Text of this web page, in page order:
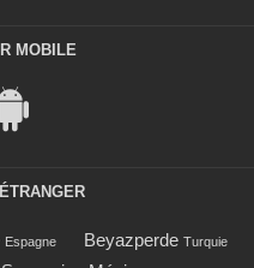
MOBILE
Espagne Beyazperde Turquie